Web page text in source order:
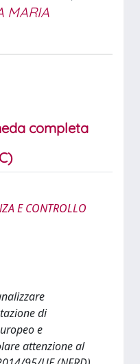
MARIA
completa
E CONTROLLO
di
e
attenzione al